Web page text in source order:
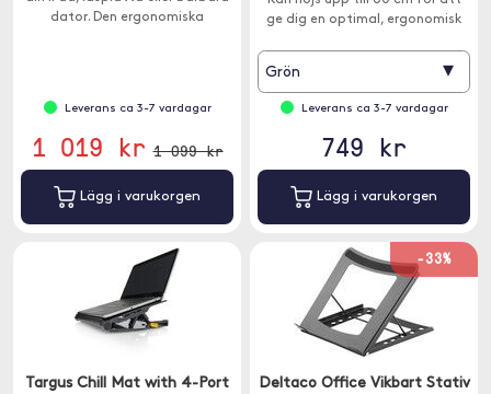
dator. Den ergonomiska
Leverans ca 3-7 vardagar
1 019 kr 1 099 kr
Lägg i varukorgen
ge dig en optimal, ergonomisk
Grön ▾
Leverans ca 3-7 vardagar
749 kr
Lägg i varukorgen
Targus Chill Mat with 4-Port
-33%
Deltaco Office Vikbart Stativ